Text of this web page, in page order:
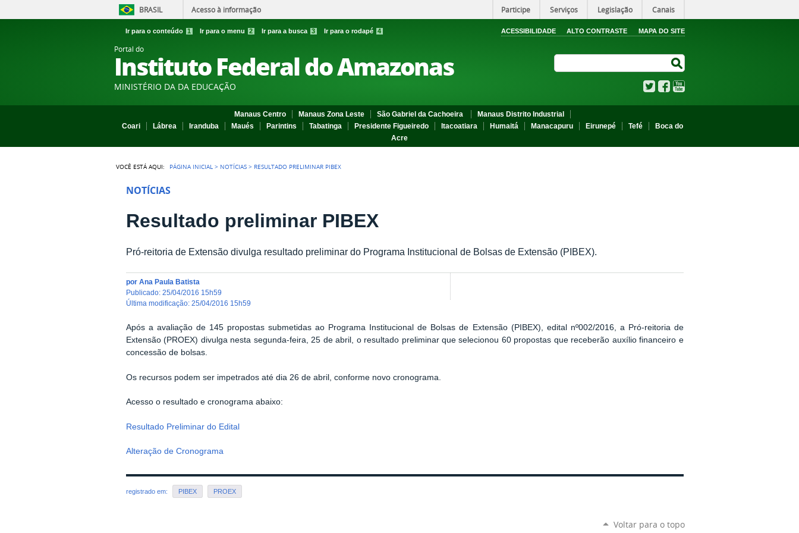
BRASIL Acesso à informação Participe Serviços Legislação Canais
Ir para o conteúdo 1 Ir para o menu 2 Ir para a busca 3 Ir para o rodapé 4 ACESSIBILIDADE ALTO CONTRASTE MAPA DO SITE
Portal do
Instituto Federal do Amazonas
MINISTÉRIO DA DA EDUCAÇÃO TwitterFacebook
Manaus Centro Manaus Zona Leste São Gabriel da Cachoeira
Manaus Distrito Industrial
Coari
Lábrea Iranduba Maués Parintins Tabatinga Presidente Figueiredo Itacoatiara Humaitá Manacapuru Eirunepé Tefé
Boca do
Acre
VOCÊ ESTÁ AQUI: PÁGINA INICIAL > NOTÍCIAS > RESULTADO PRELIMINAR PIBEX
NOTÍCIAS
Resultado preliminar PIBEX
Pró-reitoria de Extensão divulga resultado preliminar do Programa Institucional de Bolsas de Extensão (PIBEX).
por Ana Paula Batista
publicado: 25/04/2016 15h59
última modificação: 25/04/2016 15h59
Após a avaliação de 145 propostas submetidas ao Programa Institucional de Bolsas de Extensão (PIBEX), edital nº002/2016, a Pró-reitoria de
Extensão (PROEX) divulga nesta segunda-feira, 25 de abril, o resultado preliminar que selecionou 60 propostas que receberão auxílio financeiro e
concessão de bolsas.
Os recursos podem ser impetrados até dia 26 de abril, conforme novo cronograma.
Acesso o resultado e cronograma abaixo:
Resultado Preliminar do Edital
Alteração de Cronograma
registrado em: PIBEX PROEX
Voltar para o topo